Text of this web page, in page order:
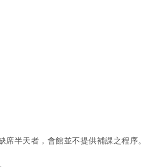
席半天者 ， 會館並不提供補課之程序。